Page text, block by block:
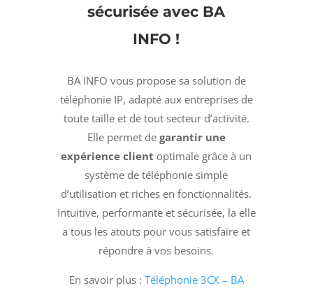
sécurisée avec BA
INFO !
BA INFO vous propose sa solution de
téléphonie IP, adapté aux entreprises de
toute taille et de tout secteur d’activité.
Elle permet de garantir une
expérience client optimale grâce à un
système de téléphonie simple
d’utilisation et riches en fonctionnalités.
Intuitive, performante et sécurisée, la elle
a tous les atouts pour vous satisfaire et
répondre à vos besoins.
En savoir plus : Téléphonie 3CX – BA